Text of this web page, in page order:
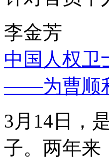
李金芳
中国人权卫
——为曹顺
3月14日，
子。两年来